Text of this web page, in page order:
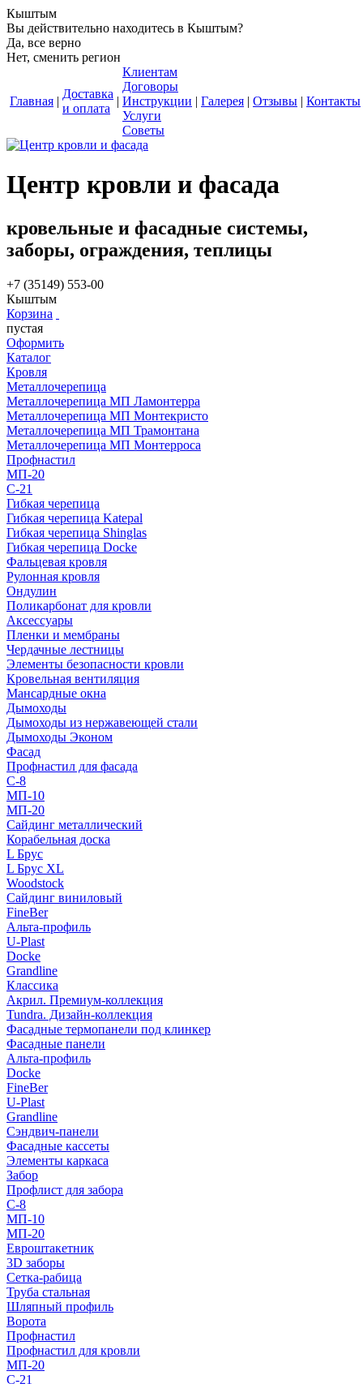
Кыштым
Вы действительно находитесь в Кыштым?
Да, все верно
Нет, сменить регион
Главная |
Доставка
и оплата
|
Клиентам
Договоры
Инструкции
Услуги
Советы
| Галерея | Отзывы | Контакты
Центр кровли и фасада
кровельные и фасадные системы,
заборы, ограждения, теплицы
+7 (35149) 553-00
Кыштым
Корзина
пустая
Оформить
Каталог
Кровля
Металлочерепица
Металлочерепица МП Ламонтерра
Металлочерепица МП Монтекристо
Металлочерепица МП Трамонтана
Металлочерепица МП Монтерроса
Профнастил
МП-20
С-21
Гибкая черепица
Гибкая черепица Katepal
Гибкая черепица Shinglas
Гибкая черепица Docke
Фальцевая кровля
Рулонная кровля
Ондулин
Поликарбонат для кровли
Аксессуары
Пленки и мембраны
Чердачные лестницы
Элементы безопасности кровли
Кровельная вентиляция
Мансардные окна
Дымоходы
Дымоходы из нержавеющей стали
Дымоходы Эконом
Фасад
Профнастил для фасада
С-8
МП-10
МП-20
Сайдинг металлический
Корабельная доска
L Брус
L Брус XL
Woodstock
Сайдинг виниловый
FineBer
Альта-профиль
U-Plast
Docke
Grandline
Классика
Акрил. Премиум-коллекция
Tundra. Дизайн-коллекция
Фасадные термопанели под клинкер
Фасадные панели
Альта-профиль
Docke
FineBer
U-Plast
Grandline
Сэндвич-панели
Фасадные кассеты
Элементы каркаса
Забор
Профлист для забора
С-8
МП-10
МП-20
Евроштакетник
3D заборы
Сетка-рабица
Труба стальная
Шляпный профиль
Ворота
Профнастил
Профнастил для кровли
МП-20
С-21